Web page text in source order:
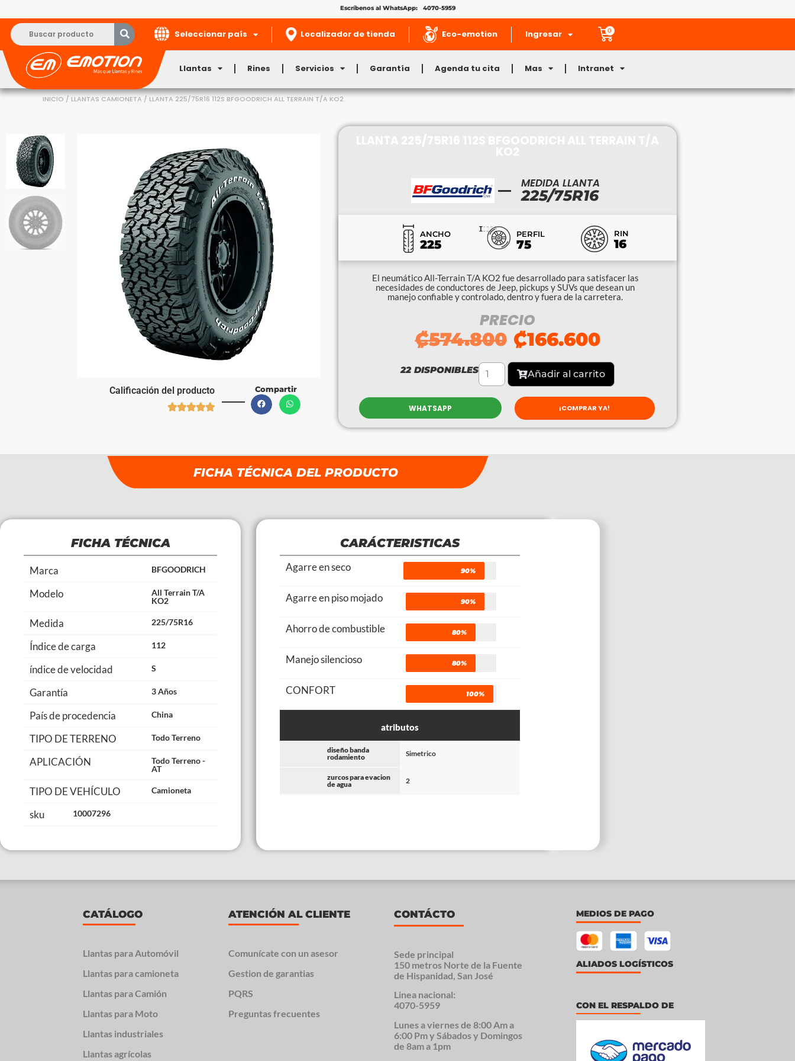
Escríbenos al WhatsApp: 4070-5959
Seleccionar país Localizador de tienda Eco-emotion Ingresar 0
Llantas Rines Servicios Garantía Agenda tu cita Mas Intranet
INICIO / LLANTAS CAMIONETA / LLANTA 225/75R16 112S BFGOODRICH ALL TERRAIN T/A KO2
Calificación del producto

Compartir
MEDIDA LLANTA
225/75R16
ANCHO
225
PERFIL
75
RIN
16
El neumático All-Terrain T/A KO2 fue desarrollado para satisfacer las
necesidades de conductores de Jeep, pickups y SUVs que desean un
manejo confiable y controlado, dentro y fuera de la carretera.
PRECIO
₡574.800 ₡166.600
22 DISPONIBLES Añadir al carrito
WHATSAPP ¡COMPRAR YA!
FICHA TÉCNICA DEL PRODUCTO
FICHA TÉCNICA
Marca BFGOODRICH
Modelo
All Terrain T/A
KO2
Medida 225/75R16
Índice de carga 112
índice de velocidad S
Garantía 3 Años
País de procedencia China
TIPO DE TERRENO Todo Terreno
APLICACIÓN
Todo Terreno -
AT
TIPO DE VEHÍCULO Camioneta
sku 10007296
CARÁCTERISTICAS
Agarre en seco 90%
Agarre en piso mojado 90%
Ahorro de combustible 80%
Manejo silencioso 80%
CONFORT 100%
atributos
diseño banda
rodamiento
Simetrico
zurcos para evacion
de agua
2
CATÁLOGO
Llantas para Automóvil
Llantas para camioneta
Llantas para Camión
Llantas para Moto
Llantas industriales
Llantas agrícolas
ATENCIÓN AL CLIENTE
Comunícate con un asesor
Gestion de garantias
PQRS
Preguntas frecuentes
CONTÁCTO
Sede principal
150 metros Norte de la Fuente
de Hispanidad, San José
Linea nacional:
4070-5959
Lunes a viernes de 8:00 Am a
6:00 Pm y Sábados y Domingos
de 8am a 1pm
MEDIOS DE PAGO
ALIADOS LOGÍSTICOS
CON EL RESPALDO DE